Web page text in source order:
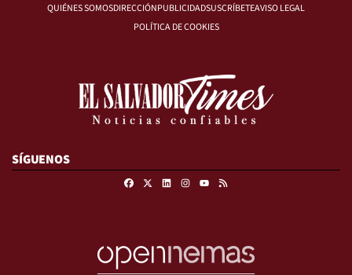
QUIÉNES SOMOSDIRECCIÓNPUBLICIDADSUSCRÍBETEAVISO LEGAL
POLÍTICA DE COOKIES
SÍGUENOS
FacebookLinkedinInstagram